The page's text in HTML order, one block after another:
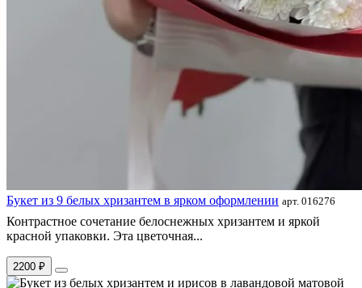
Букет из 9 белых хризантем в ярком оформлении арт. 016276
Контрастное сочетание белоснежных хризантем и яркой
красной упаковки. Эта цветочная...
2200 ₽